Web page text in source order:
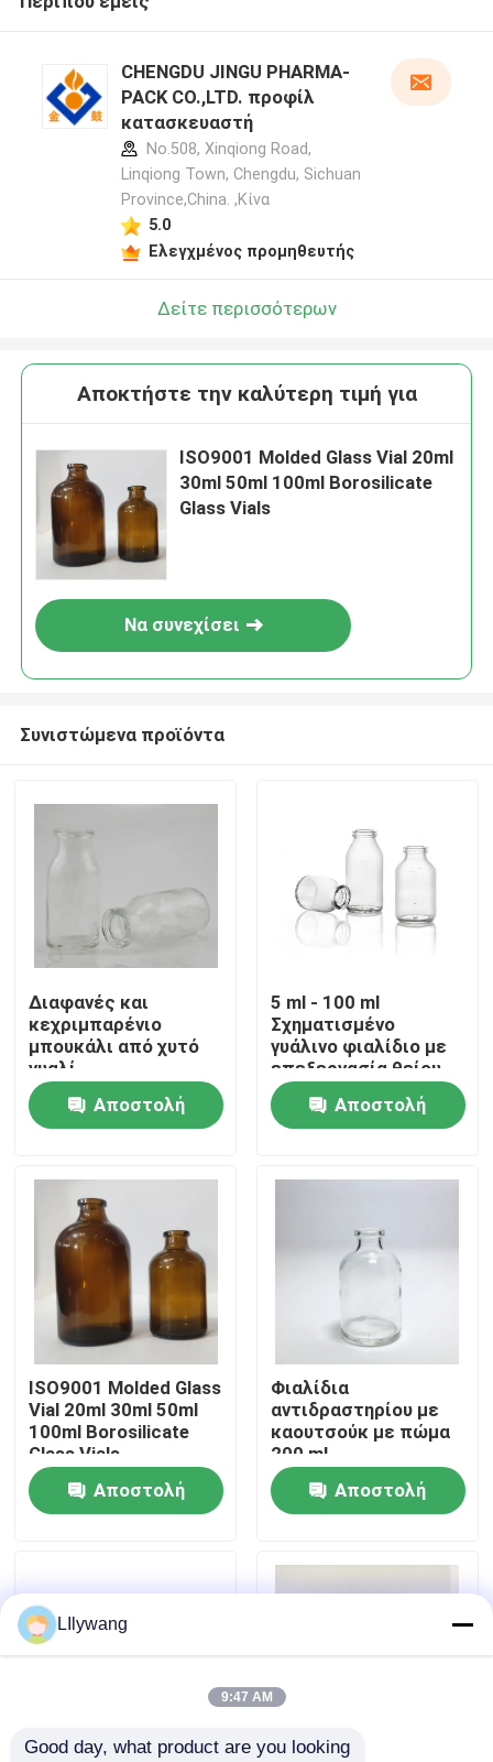
Σπίτι
Προϊόντα
Σχετικά με εμάς
Επισκεψή εργοστασίου
Έλεγχος ποιότητας
Επικοινωνήστε μαζί μας
ιστολόγιο
σωληνοειδή φιαλίδια γυαλιού
CHENGDU JINGU PHARMA-
PACK CO.,LTD. προφίλ
κατασκευαστή
No.508, Xinqiong Road,
Linqiong Town, Chengdu, Sichuan
Province,China. ,Κίνα
5.0
Ελεγχμένος προμηθευτής
Δείτε περισσότερων
Αποκτήστε την καλύτερη τιμή για
ISO9001 Molded Glass Vial 20ml
30ml 50ml 100ml Borosilicate
Glass Vials
Να συνεχίσει
Συνιστώμενα προϊόντα
Διαφανές και
κεχριμπαρένιο
μπουκάλι από χυτό
γυαλί
Αποστολή
5 ml - 100 ml
Σχηματισμένο
γυάλινο φιαλίδιο με
επεξεργασία θείου
Αποστολή
ISO9001 Molded Glass
Vial 20ml 30ml 50ml
100ml Borosilicate
Glass Vials
Αποστολή
Φιαλίδια
αντιδραστηρίου με
καουτσούκ με πώμα
200 ml
Αποστολή
LIlywang
9:47 AM
Good day, what product are you looking